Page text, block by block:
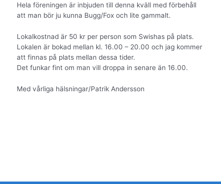
Hela föreningen är inbjuden till denna kväll med förbehåll
att man bör ju kunna Bugg/Fox och lite gammalt.
Lokalkostnad är 50 kr per person som Swishas på plats.
Lokalen är bokad mellan kl. 16.00 – 20.00 och jag kommer
att finnas på plats mellan dessa tider.
Det funkar fint om man vill droppa in senare än 16.00.
Med vårliga hälsningar/Patrik Andersson